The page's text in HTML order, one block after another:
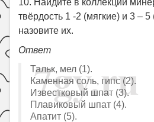
10. Найдите в коллекции
твёрдость 1 -2 (мягкие) и 3 –
назовите их.
Ответ
Тальк, мел (1).
Каменная соль, гипс (2).
Известковый шпат (3).
Плавиковый шпат (4).
Апатит (5).